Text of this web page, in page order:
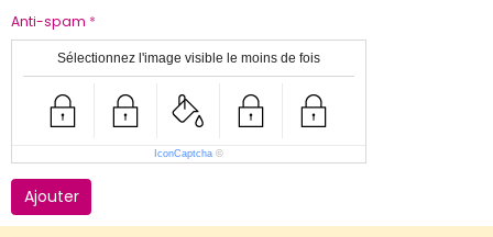
Anti-spam
Sélectionnez l'image visible le moins de fois
IconCaptcha ©
Ajouter